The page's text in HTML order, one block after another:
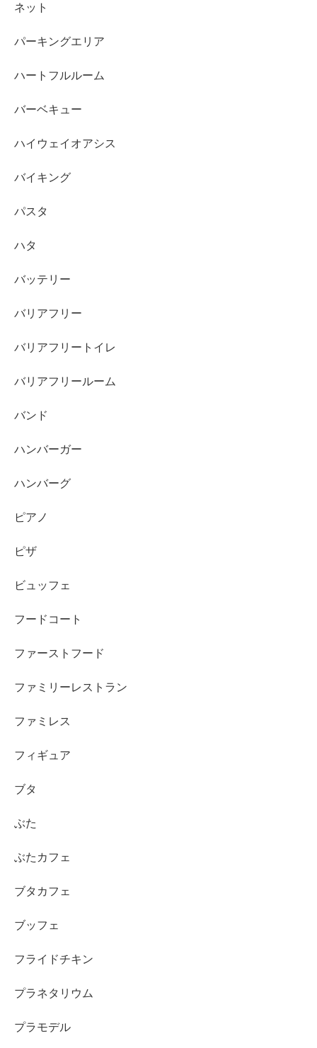
ネット
パーキングエリア
ハートフルルーム
バーベキュー
ハイウェイオアシス
バイキング
パスタ
ハタ
バッテリー
バリアフリー
バリアフリートイレ
バリアフリールーム
バンド
ハンバーガー
ハンバーグ
ピアノ
ピザ
ビュッフェ
フードコート
ファーストフード
ファミリーレストラン
ファミレス
フィギュア
ブタ
ぶた
ぶたカフェ
ブタカフェ
ブッフェ
フライドチキン
プラネタリウム
プラモデル